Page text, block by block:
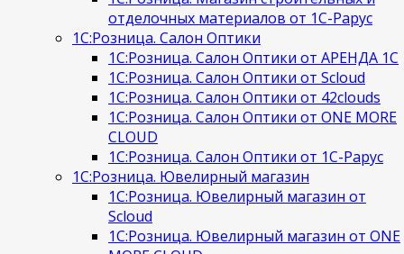
отделочных материалов от 1С-Рарус
1С:Розница. Салон Оптики
1С:Розница. Салон Оптики от АРЕНДА 1С
1С:Розница. Салон Оптики от Scloud
1С:Розница. Салон Оптики от 42clouds
1С:Розница. Салон Оптики от ONE MORE
CLOUD
1С:Розница. Салон Оптики от 1С-Рарус
1С:Розница. Ювелирный магазин
1С:Розница. Ювелирный магазин от
Scloud
1С:Розница. Ювелирный магазин от ONE